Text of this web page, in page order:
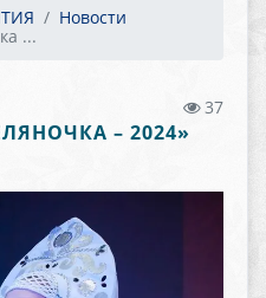
Новости
...
37
– 2024»